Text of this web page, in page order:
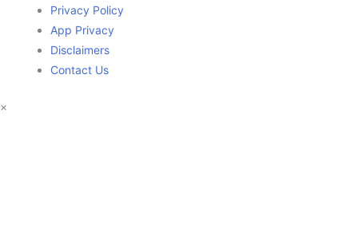
Privacy Policy
App Privacy
Disclaimers
Contact Us
×